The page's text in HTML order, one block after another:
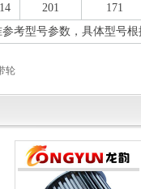
201 171
考型号参数，具体型号
轮